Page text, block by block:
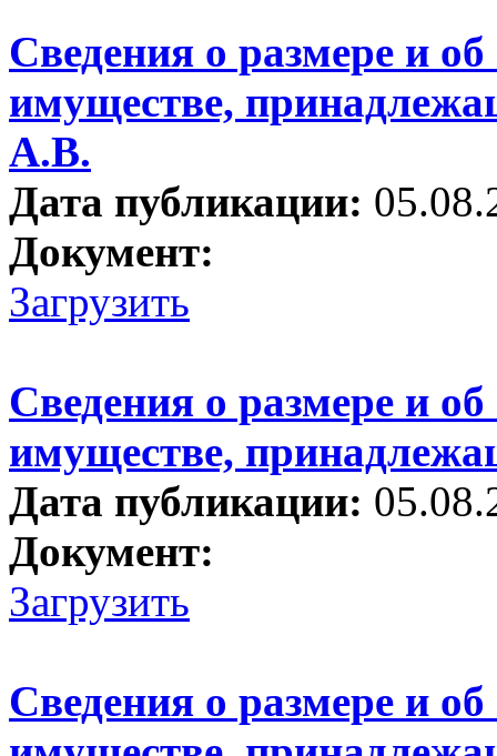
Сведения о размере и
имуществе,
А.В.
Дата публикации:
Документ:
Загрузить
Сведения о размере и
имуществе,
Дата публикации:
Документ:
Загрузить
Сведения о размере и